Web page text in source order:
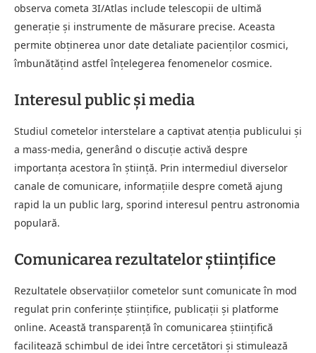
observa cometa 3I/Atlas include telescopii de ultimă
generație și instrumente de măsurare precise. Aceasta
permite obținerea unor date detaliate pacienților cosmici,
îmbunătățind astfel înțelegerea fenomenelor cosmice.
Interesul public și media
Studiul cometelor interstelare a captivat atenția publicului și
a mass-media, generând o discuție activă despre
importanța acestora în știință. Prin intermediul diverselor
canale de comunicare, informațiile despre cometă ajung
rapid la un public larg, sporind interesul pentru astronomia
populară.
Comunicarea rezultatelor științifice
Rezultatele observațiilor cometelor sunt comunicate în mod
regulat prin conferințe științifice, publicații și platforme
online. Această transparență în comunicarea științifică
facilitează schimbul de idei între cercetători și stimulează